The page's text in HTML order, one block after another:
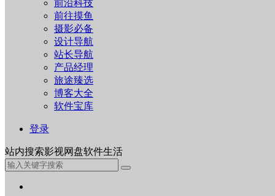
前沿科技
前往摸鱼
摄影必备
设计导航
站长导航
产品经理
旅途臻选
博客大全
软件宝库
登录
站内搜索影视网盘软件生活